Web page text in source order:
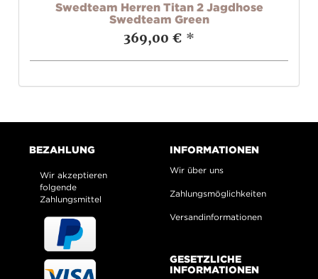
Swedteam Herren Titan 2 Jagdhose
Swedteam Green
369,00 € *
BEZAHLUNG
Wir akzeptieren
folgende
Zahlungsmittel
INFORMATIONEN
Wir über uns
Zahlungsmöglichkeiten
Versandinformationen
GESETZLICHE
INFORMATIONEN